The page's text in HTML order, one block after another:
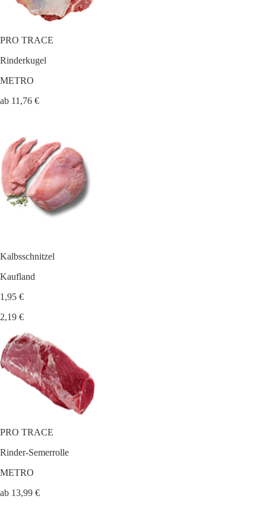
PRO TRACE
Rinderkugel
METRO
ab 11,76 €
Kalbsschnitzel
Kaufland
1,95 €
2,19 €
PRO TRACE
Rinder-Semerrolle
METRO
ab 13,99 €